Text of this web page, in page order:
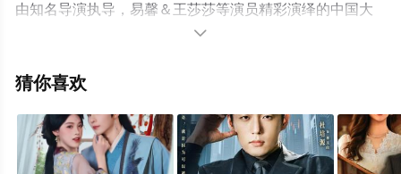
由知名导演执导，易馨＆王莎莎等演员精彩演绎的中国大
陆电视剧，大结局剧情已揭晓（更新全集），手机免费观
关信息可移步至豆瓣电视剧、电视猫或剧情网等平台了

猜你喜欢